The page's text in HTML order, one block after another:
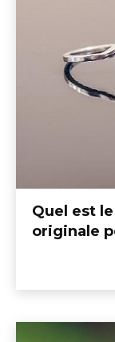
Quel est
originale